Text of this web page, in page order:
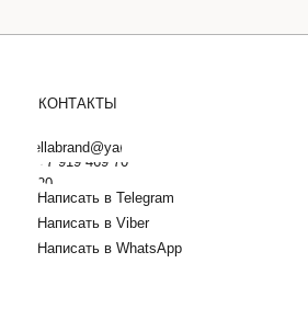
Написать в Telegram
+7 919 469 70
20
barbarellabrand@yandex.ru
Написать в Viber
КОНТАКТЫ
Написать в WhatsApp